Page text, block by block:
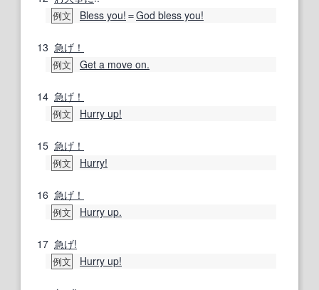
例文 Bless you! ＝God bless you!
13 急げ！
例文 Get a move on.
14 急げ！
例文 Hurry up!
15 急げ！
例文 Hurry!
16 急げ！
例文 Hurry up.
17 急げ!
例文 Hurry up!